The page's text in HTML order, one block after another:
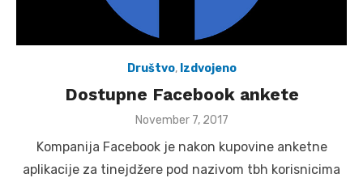
Društvo, Izdvojeno
Dostupne Facebook ankete
Posted
November 7, 2017
Kompanija Facebook je nakon kupovine anketne
aplikacije za tinejdžere pod nazivom tbh korisnicima